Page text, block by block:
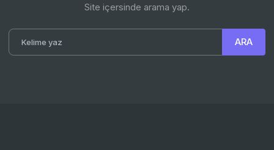
Site içersinde arama yap.